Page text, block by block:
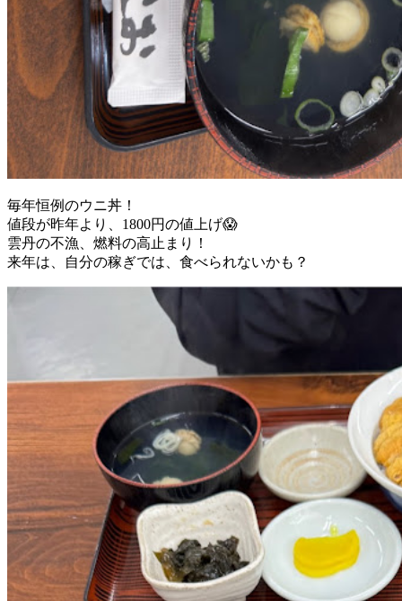
毎年恒例のウニ丼！
値段が昨年より、1800円の値上げ😱
雲丹の不漁、燃料の高止まり！
来年は、自分の稼ぎでは、食べられないかも？